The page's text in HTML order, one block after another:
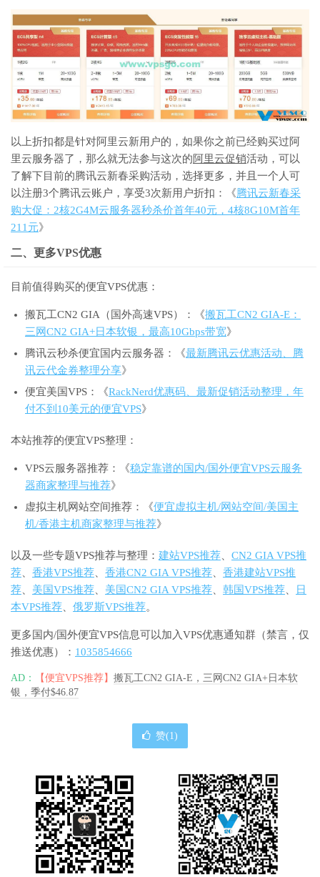
以上折扣都是针对阿里云新用户的，如果你之前已经购买过阿
里云服务器了，那么就无法参与这次的阿里云促销活动，可以
了解下目前的腾讯云新春采购活动，选择更多，并且一个人可
以注册3个腾讯云账户，享受3次新用户折扣：《腾讯云新春采
购大促：2核2G4M云服务器秒杀价首年40元，4核8G10M首年
211元》
二、更多VPS优惠
目前值得购买的便宜VPS优惠：
搬瓦工CN2 GIA（国外高速VPS）：《搬瓦工CN2 GIA-E：
三网CN2 GIA+日本软银，最高10Gbps带宽》
腾讯云秒杀便宜国内云服务器：《最新腾讯云优惠活动、腾
讯云代金券整理分享》
便宜美国VPS：《RackNerd优惠码、最新促销活动整理，年
付不到10美元的便宜VPS》
本站推荐的便宜VPS整理：
VPS云服务器推荐：《稳定靠谱的国内/国外便宜VPS云服务
器商家整理与推荐》
虚拟主机网站空间推荐：《便宜虚拟主机/网站空间/美国主
机/香港主机商家整理与推荐》
以及一些专题VPS推荐与整理： 建站VPS推荐、 CN2 GIA VPS推
荐、 香港VPS推荐、 香港CN2 GIA VPS推荐、 香港建站VPS推
荐、 美国VPS推荐、 美国CN2 GIA VPS推荐、 韩国VPS推荐、
日
本VPS推荐、 俄罗斯VPS推荐。
更多国内/国外便宜VPS信息可以加入VPS优惠通知群（禁言，仅
推送优惠）： 1035854666
AD： 【便宜VPS推荐】 搬瓦工CN2 GIA-E，三网CN2 GIA+日本软
银，季付$46.87
赞(1)